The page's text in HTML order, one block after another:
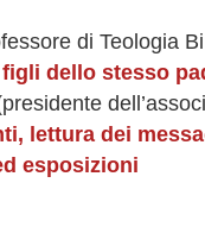
di Teologia
dello stesso
lettura dei
esposizioni